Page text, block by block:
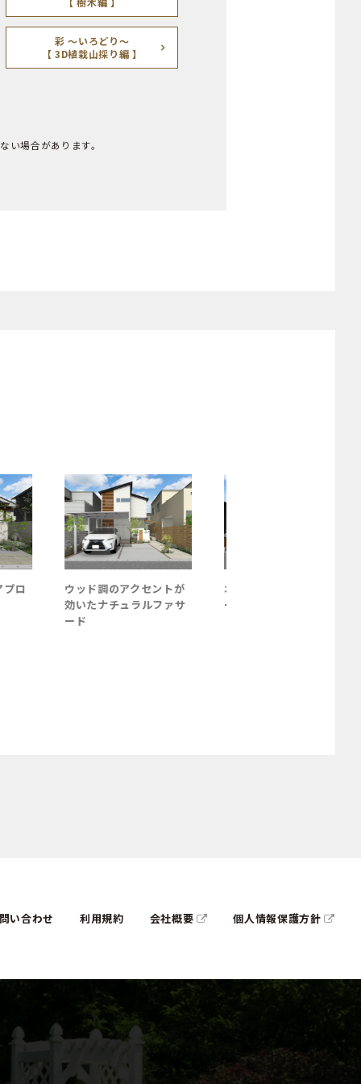
彩 ～いろどり～
【 3D植栽山採り編 】
場合があります。
ウッド調のアクセントが
効いたナチュラルファサ
ード
木目の門柱が引き立つク
ールなファサード
い合わせ 利用規約 会社概要 個人情報保護方針